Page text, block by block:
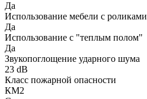
Да
Использование мебели с роликами
Да
Использование с "теплым полом"
Да
Звукопоглощение ударного шума
23 dB
Класс пожарной опасности
КМ2